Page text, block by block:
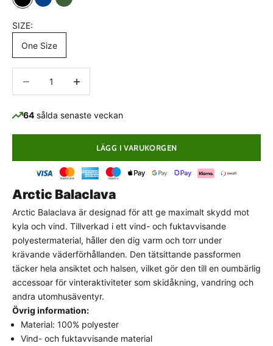
PASSFORMSGUIDE
Normal passform
Detta plagg har en klassisk, normal passform som
följer kroppens naturliga linjer utan att sitta för
stramt eller för löst.Välj din vanliga storlekför
bästa komfort och avsedda look.
BlackNavyOlive
SIZE:
One Size
64 sålda senaste veckan
LÄGG I VARUKORGEN
Arctic Balaclava
Arctic Balaclava är designad för att ge maximalt skydd mot
kyla och vind. Tillverkad i ett vind- och fuktavvisande
polyestermaterial, håller den dig varm och torr under
krävande väderförhållanden. Den tätsittande passformen
täcker hela ansiktet och halsen, vilket gör den till en oumbärlig
accessoar för vinteraktiviteter som skidåkning, vandring och
andra utomhusäventyr.
Övrig information:
Material: 100% polyester
Vind- och fuktavvisande material